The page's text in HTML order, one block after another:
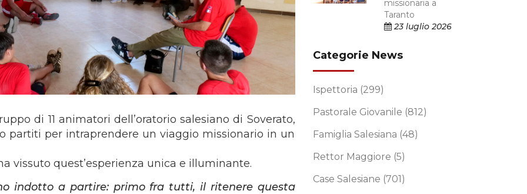
di 11 animatori dell’oratorio salesiano di Soverato,
partiti per intraprendere un viaggio missionario in un
vissuto quest’esperienza unica e illuminante.
indotto a partire: primo fra tutti, il ritenere questa
missionaria a
Taranto
23 luglio 2026
Categorie News
Ispettoria (299)
Pastorale Giovanile (812)
Famiglia Salesiana (48)
Rettor Maggiore (5)
Case Salesiane (701)